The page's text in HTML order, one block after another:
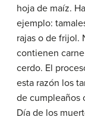
hoja de maíz.
ejemplo:
rajas o de frijol.
contienen
cerdo. El
esta razón los
de cumpleaños
Día de los